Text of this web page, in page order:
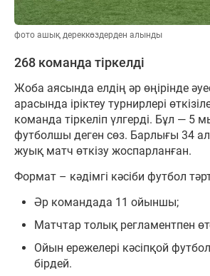
фото ашық дереккөздерден алынды
268 команда тіркелді
Жоба аясында елдің әр өңірінде
арасында іріктеу турнирлері
команда тіркеліп үлгерді. Бұл — 5
футболшы деген сөз. Барлығы 34
жуық матч өткізу жоспарланған.
Формат – кәдімгі кәсіби футбол
Әр командада 11 ойыншы;
Матчтар толық регламентпен
Ойын ережелері кәсіпқой
бірдей.